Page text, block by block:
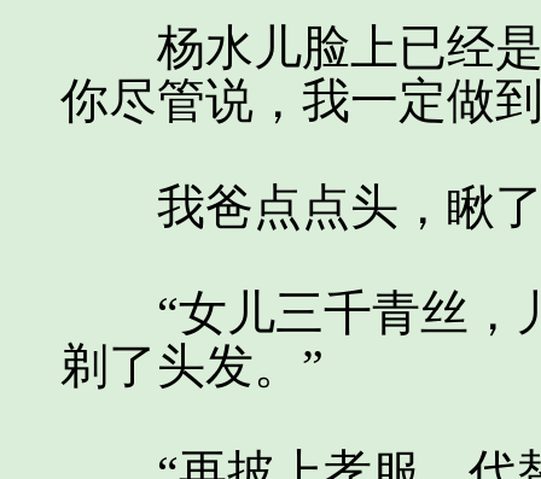
杨水儿脸上已经是
你尽管说，我一定做
我爸点点头，瞅了
“女儿三千青丝，
剃了头发。”